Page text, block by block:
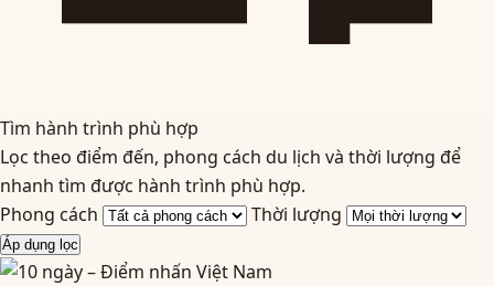
Tìm hành trình phù hợp
Lọc theo điểm đến, phong cách du lịch và thời lượng để
nhanh tìm được hành trình phù hợp.
Phong cách
Thời lượng
Áp dụng lọc